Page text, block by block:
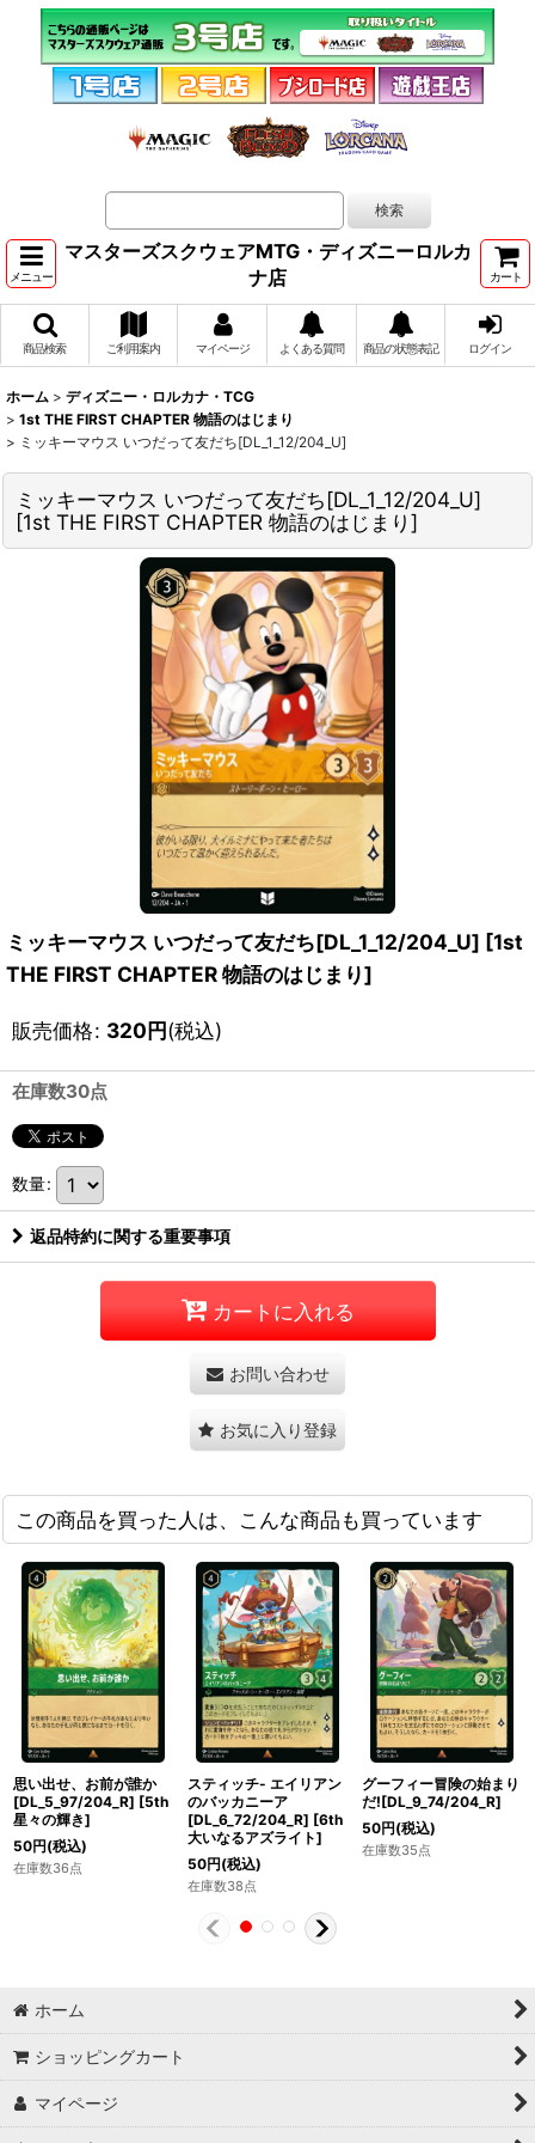
メニュー
マスターズスクウェアMTG・ディズニーロルカ
ナ店
カート
商品検索 ご利用案内 マイページ よくある質問 商品の状態表記 ログイン
ホーム > ディズニー・ロルカナ・TCG
> 1st THE FIRST CHAPTER 物語のはじまり
> ミッキーマウス いつだって友だち[DL_1_12/204_U]
ミッキーマウス いつだって友だち[DL_1_12/204_U]
[1st THE FIRST CHAPTER 物語のはじまり]
ミッキーマウス いつだって友だち[DL_1_12/204_U] [1st
THE FIRST CHAPTER 物語のはじまり]
販売価格: 320円(税込)
在庫数30点
数量:
返品特約に関する重要事項
カートに入れる
お問い合わせ
お気に入り登録
この商品を買った人は、こんな商品も買っています
思い出せ、お前が誰か
[DL_5_97/204_R] [5th
星々の輝き]
50円(税込)
在庫数36点
スティッチ- エイリアン
のバッカニーア
[DL_6_72/204_R] [6th
大いなるアズライト]
50円(税込)
在庫数38点
グーフィー冒険の始まり
だ![DL_9_74/204_R]
50円(税込)
在庫数35点
ホーム
ショッピングカート
マイページ